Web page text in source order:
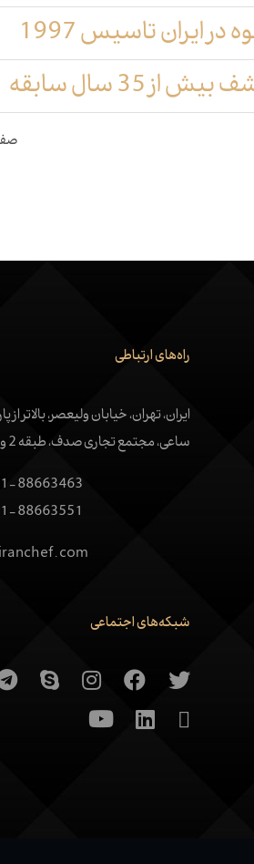
ایران تاسیس 1997
سال سابقه
راه‌های ارتباطی
ایران، تهران، خیابان ولیعصر، بالاتر از
ساعی، مجتمع تجاری صدف، طبقه 2 واحد 4
88663463
88663551
شبکه‌های اجتماعی